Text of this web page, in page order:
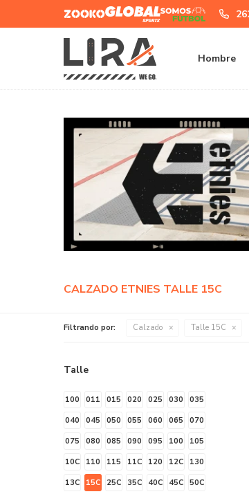
Hombre
Futbol
CALZADO ETNIES TALLE 15C
Filtrando por: Calzado Talle 15C
Talle
100 011 015 020 025 030
035
040
045 050 055 060 065
070
075
080 085 090 095 100
105
10C
110 115 11C 120 12C
130
13C
15C 25C 35C 40C 45C 50C